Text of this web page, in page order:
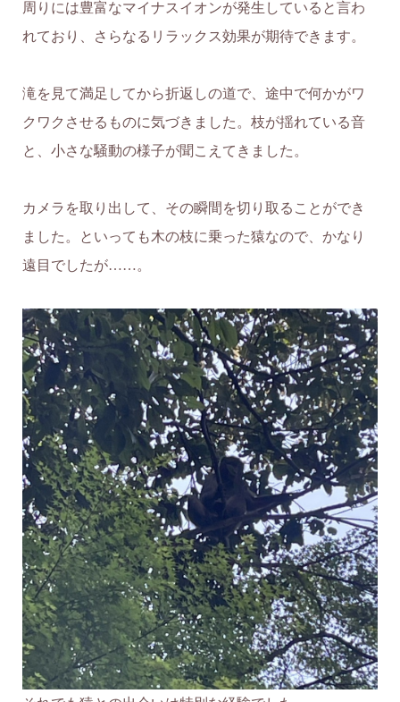
周りには豊富なマイナスイオンが発生していると言わ
れており、さらなるリラックス効果が期待できます。
滝を見て満足してから折返しの道で、途中で何かがワ
クワクさせるものに気づきました。枝が揺れている音
と、小さな騒動の様子が聞こえてきました。
カメラを取り出して、その瞬間を切り取ることができ
ました。といっても木の枝に乗った猿なので、かなり
遠目でしたが……。